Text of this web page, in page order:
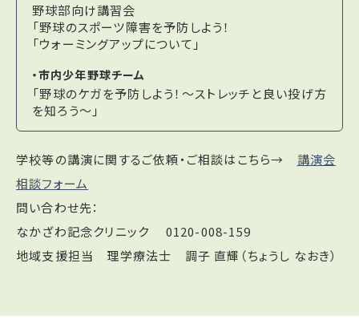
野球部向け講習会
「野球のスポーツ障害を予防しよう！
「ウォーミングアップについて」
・市内少年野球チーム
「野球のケガを予防しよう！～ストレッチと良い投げ方
を知ろう～」
学校等の講演に関するご依頼・ご相談はこちら→ 講演会
相談フォーム
問い合わせ先：
なかざわ記念クリニック 0120-008-159
地域支援担当 理学療法士 調子 直輝（ちょうし なおき）